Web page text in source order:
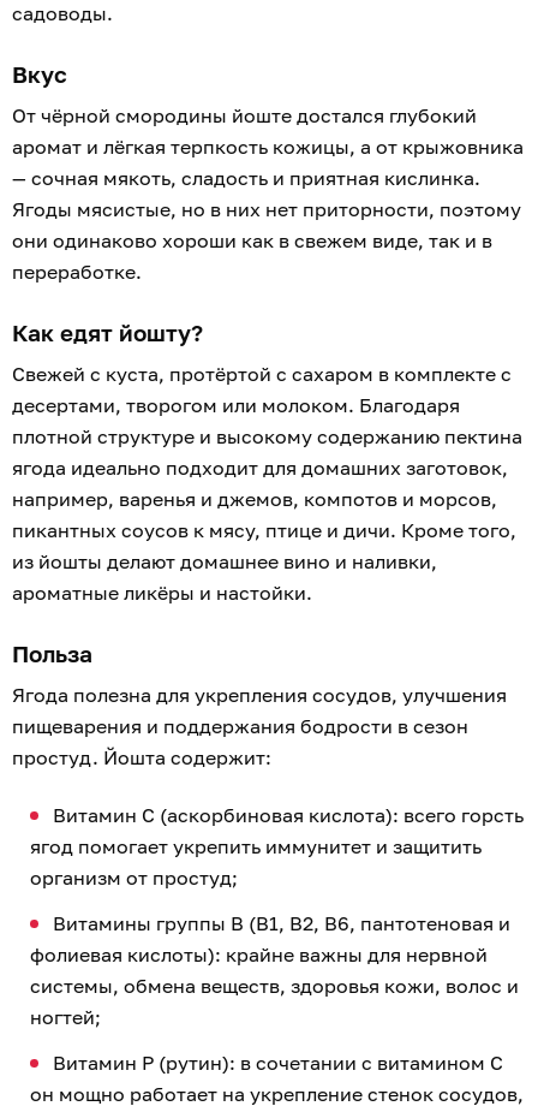
садоводы.
Вкус
От чёрной смородины йоште достался глубокий
аромат и лёгкая терпкость кожицы, а от крыжовника
— сочная мякоть, сладость и приятная кислинка.
Ягоды мясистые, но в них нет приторности, поэтому
они одинаково хороши как в свежем виде, так и в
переработке.
Как едят йошту?
Свежей с куста, протёртой с сахаром в комплекте с
десертами, творогом или молоком. Благодаря
плотной структуре и высокому содержанию пектина
ягода идеально подходит для домашних заготовок,
например, варенья и джемов, компотов и морсов,
пикантных соусов к мясу, птице и дичи. Кроме того,
из йошты делают домашнее вино и наливки,
ароматные ликёры и настойки.
Польза
Ягода полезна для укрепления сосудов, улучшения
пищеварения и поддержания бодрости в сезон
простуд. Йошта содержит:
Витамин C (аскорбиновая кислота): всего горсть
ягод помогает укрепить иммунитет и защитить
организм от простуд;
Витамины группы B (B1, B2, B6, пантотеновая и
фолиевая кислоты): крайне важны для нервной
системы, обмена веществ, здоровья кожи, волос и
ногтей;
Витамин P (рутин): в сочетании с витамином C
он мощно работает на укрепление стенок сосудов,